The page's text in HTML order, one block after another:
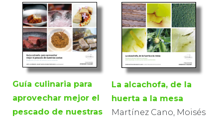
Guía culinaria para
aprovechar mejor el
pescado de nuestras
La alcachofa, de la
huerta a la mesa
Martínez Cano, Moisés